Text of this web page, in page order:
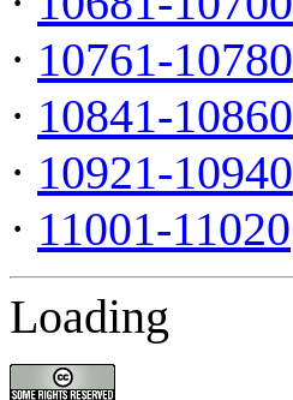
· 10761-10780
· 10841-10860
· 10921-10940
· 11001-11020
Loading